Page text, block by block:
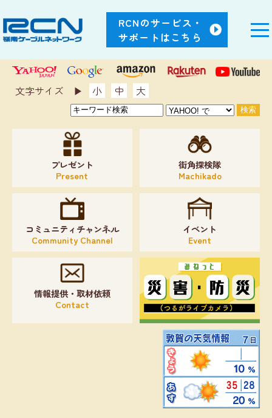
RCNのサービス・
サポートはこちら
文字サイズ ▶︎ 小 中 大
プレゼント
Present
街角探検隊
Machikado
コミュニティチャンネル
Community Channel
イベント
Event
情報提供・取材依頼
Contact